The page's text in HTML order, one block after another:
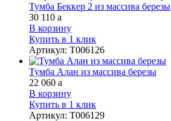
Тумба Беккер 2 из массива березы
30 110 a
В корзину
Купить в 1 клик
Артикул: Т006126
Тумба Алан из массива березы
22 060 a
В корзину
Купить в 1 клик
Артикул: Т006129